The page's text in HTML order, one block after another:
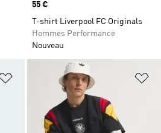
Prix
55 €
T-shirt Liverpool FC Originals
Hommes Performance
Nouveau
Ajouter à la Liste de produits